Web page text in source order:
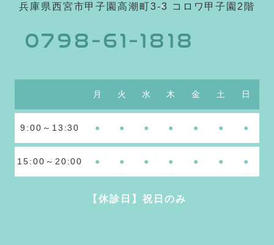
兵庫県西宮市甲子園高潮町3-3 コロワ甲子園2階
0798-61-1818
月 火 水 木 金 土 日
9:00～13:30 ● ● ● ● ● ● ●
15:00～20:00 ● ● ● ● ● ● ●
【休診日】祝日のみ